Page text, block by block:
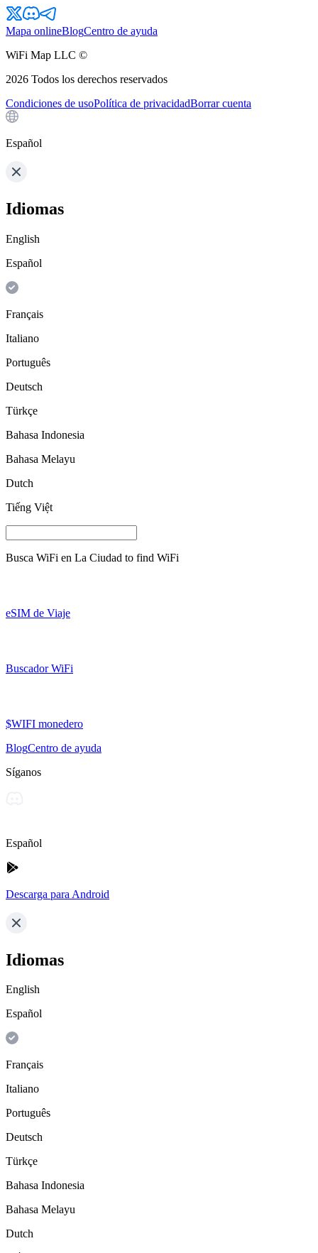
Mapa onlineBlogCentro de ayuda
WiFi Map LLC ©
2026 Todos los derechos reservados
Condiciones de usoPolítica de privacidadBorrar cuenta
Español
Idiomas
English
Español
Français
Italiano
Português
Deutsch
Türkçe
Bahasa Indonesia
Bahasa Melayu
Dutch
Tiếng Việt
Busca WiFi en La Ciudad to find WiFi
eSIM de Viaje
Buscador WiFi
$WIFI monedero
BlogCentro de ayuda
Síganos
Español
Descarga para Android
Idiomas
English
Español
Français
Italiano
Português
Deutsch
Türkçe
Bahasa Indonesia
Bahasa Melayu
Dutch